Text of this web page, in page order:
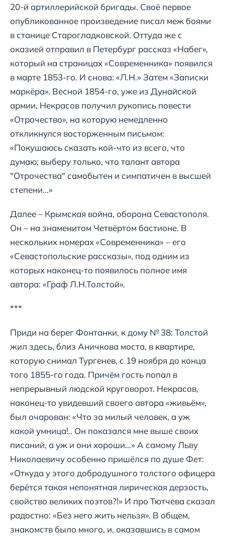
20-й артиллерийской бригады. Своё первое
опубликованное произведение писал меж боями
в станице Старогладковской. Оттуда же с
оказией отправил в Петербург рассказ «Набег»,
который на страницах «Современника» появился
в марте 1853-го. И снова: «Л.Н.» Затем «Записки
маркёра». Весной 1854-го, уже из Дунайской
армии, Некрасов получил рукопись повести
«Отрочество», на которую немедленно
откликнулся восторженным письмом:
«Покушаюсь сказать кой-что из всего, что
думаю; выберу только, что талант автора
"Отрочества" самобытен и симпатичен в высшей
степени...»
Далее – Крымская война, оборона Севастополя.
Он – на знаменитом Четвёртом бастионе. В
нескольких номерах «Современника» – его
«Севастопольские рассказы», под одним из
которых наконец-то появилось полное имя
автора: «Граф Л.Н.Толстой».
***
Приди на берег Фонтанки, к дому № 38: Толстой
жил здесь, близ Аничкова моста, в квартире,
которую снимал Тургенев, с 19 ноября до конца
того 1855-го года. Причём гость попал в
непрерывный людской круговорот. Некрасов,
наконец-то увидевший своего автора «живьём»,
был очарован: «Что за милый человек, а уж
какой умница!.. Он показался мне выше своих
писаний, а уж и они хороши...» А самому Льву
Николаевичу особенно пришёлся по душе Фет:
«Откуда у этого добродушного толстого офицера
берётся такая непонятная лирическая дерзость,
свойство великих поэтов?!» И про Тютчева сказал
радостно: «Без него жить нельзя». В общем,
знакомств было много, и, оказавшись в самом